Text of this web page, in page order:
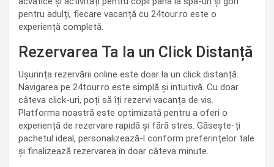
pentru adulți, fiecare vacanță cu 24tour.ro este o
experiență completă.
Rezervarea Ta la un Click Distanță
Ușurința rezervării online este doar la un click distanță.
Navigarea pe 24tour.ro este simplă și intuitivă. Cu doar
câteva click-uri, poți să îți rezervi vacanța de vis.
Platforma noastră este optimizată pentru a oferi o
experiență de rezervare rapidă și fără stres. Găsește-ți
pachetul ideal, personalizează-l conform preferințelor tale
și finalizează rezervarea în doar câteva minute.